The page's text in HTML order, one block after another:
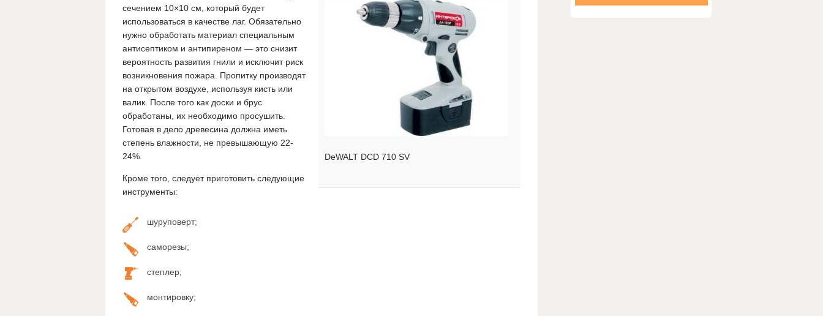
DeWALT DCD 710 SV
сечением 10×10 см, который будет
использоваться в качестве лаг. Обязательно
нужно обработать материал специальным
антисептиком и антипиреном — это снизит
вероятность развития гнили и исключит риск
возникновения пожара. Пропитку производят
на открытом воздухе, используя кисть или
валик. После того как доски и брус
обработаны, их необходимо просушить.
Готовая в дело древесина должна иметь
степень влажности, не превышающую 22-
24%.
Кроме того, следует приготовить следующие
инструменты:
шуруповерт;
саморезы;
степлер;
монтировку;